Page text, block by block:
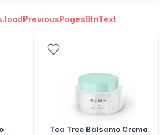
Tea Tree Bálsamo Crema